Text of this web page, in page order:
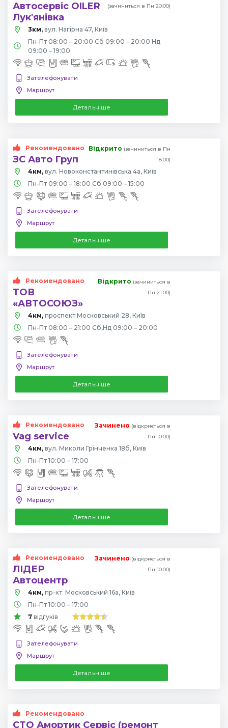
Автосервіс OILER
Лук'янівка
(зачиниться в Пн 20:00)
3км, вул. Нагірна 47, Київ
Пн-Пт 08:00 – 20:00 Сб 09:00 – 20:00 Нд
09:00 – 19:00
Зателефонувати
Маршрут
Детальніше
Рекомендовано
ЗС Авто Груп
Відкрито (зачиниться в Пн
18:00)
4км, вул. Новоконстантинівська 4а, Київ
Пн-Пт 09:00 – 18:00 Сб 09:00 – 15:00
Зателефонувати
Маршрут
Детальніше
Рекомендовано
ТОВ
«АВТОСОЮЗ»
Відкрито (зачиниться в
Пн 21:00)
4км, проспект Московський 28, Київ
Пн-Пт 08:00 – 21:00 Сб,Нд 09:00 – 20:00
Зателефонувати
Маршрут
Детальніше
Рекомендовано
Vag service
Зачинено (відкриється в
Пн 10:00)
4км, вул. Миколи Грінченка 18б, Київ
Пн-Пт 10:00 – 17:00
Зателефонувати
Маршрут
Детальніше
Рекомендовано
ЛІДЕР
Автоцентр
Зачинено (відкриється в
Пн 10:00)
4км, пр-кт. Московський 16а, Київ
Пн-Пт 10:00 – 17:00
7 відгуків
Зателефонувати
Маршрут
Детальніше
Рекомендовано
СТО Амортик Сервіс (ремонт